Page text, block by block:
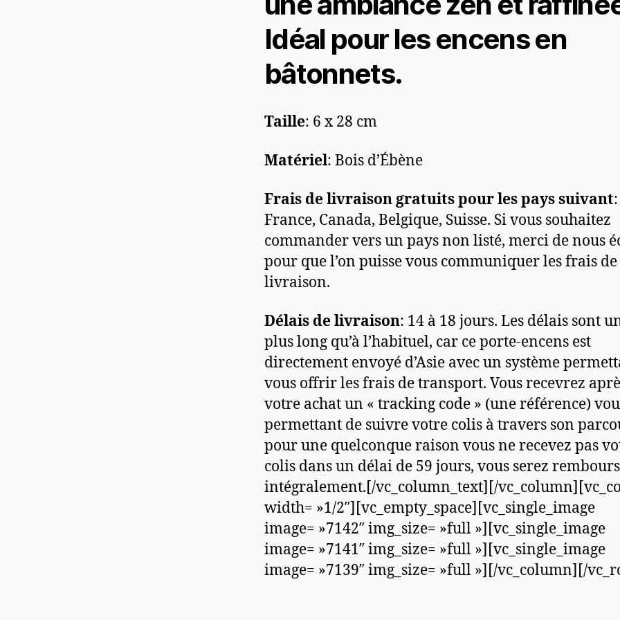
Idéal pour les encens en
bâtonnets.
Taille: 6 x 28 cm
Matériel: Bois d’Ébène
Frais de livraison gratuits pour les pays suivant:
France, Canada, Belgique, Suisse. Si vous souhaitez
commander vers un pays non listé, merci de nous
pour que l’on puisse vous communiquer les frais de
livraison.
Délais de livraison: 14 à 18 jours. Les délais sont
plus long qu’à l’habituel, car ce porte-encens est
directement envoyé d’Asie avec un système
vous offrir les frais de transport. Vous recevrez
votre achat un « tracking code » (une référence)
permettant de suivre votre colis à travers son
pour une quelconque raison vous ne recevez pas
colis dans un délai de 59 jours, vous serez
intégralement.[/vc_column_text][/
width= »1/2″][vc_empty_space][vc_single_image
image= »7142″ img_size= »full »][vc_single_image
image= »7141″ img_size= »full »][vc_single_image
image= »7139″ img_size= »full »][/vc_column][/